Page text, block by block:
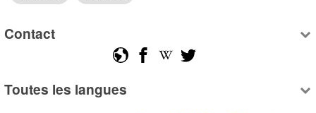
Contact
Toutes les langues